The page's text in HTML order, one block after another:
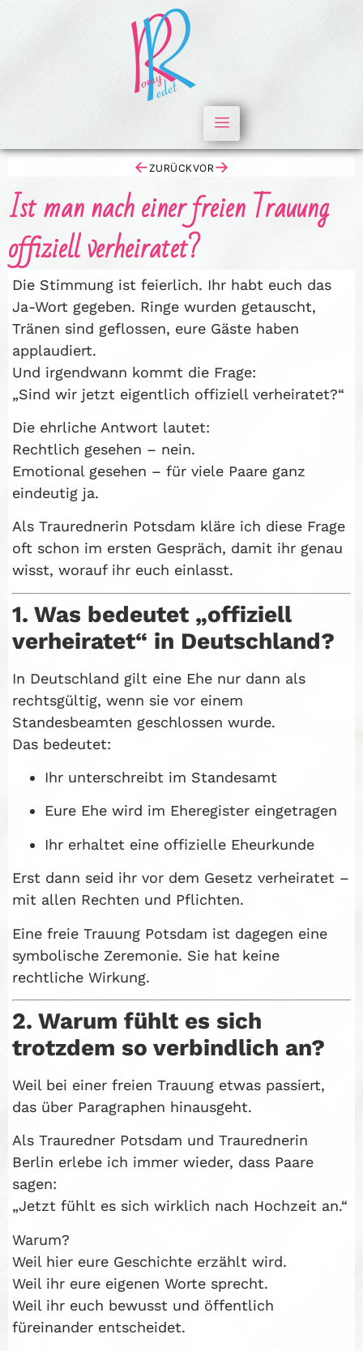
←ZURÜCK →
VOR
Ist man nach einer freien Trauung
offiziell verheiratet?
Die Stimmung ist feierlich. Ihr habt euch das
Ja-Wort gegeben. Ringe wurden getauscht,
Tränen sind geflossen, eure Gäste haben
applaudiert.
Und irgendwann kommt die Frage:
„Sind wir jetzt eigentlich offiziell verheiratet?“
Die ehrliche Antwort lautet:
Rechtlich gesehen – nein.
Emotional gesehen – für viele Paare ganz
eindeutig ja.
Als Traurednerin Potsdam kläre ich diese Frage
oft schon im ersten Gespräch, damit ihr genau
wisst, worauf ihr euch einlasst.
1. Was bedeutet „offiziell
verheiratet“ in Deutschland?
In Deutschland gilt eine Ehe nur dann als
rechtsgültig, wenn sie vor einem
Standesbeamten geschlossen wurde.
Das bedeutet:
Ihr unterschreibt im Standesamt
Eure Ehe wird im Eheregister eingetragen
Ihr erhaltet eine offizielle Eheurkunde
Erst dann seid ihr vor dem Gesetz verheiratet –
mit allen Rechten und Pflichten.
Eine freie Trauung Potsdam ist dagegen eine
symbolische Zeremonie. Sie hat keine
rechtliche Wirkung.
2. Warum fühlt es sich
trotzdem so verbindlich an?
Weil bei einer freien Trauung etwas passiert,
das über Paragraphen hinausgeht.
Als Trauredner Potsdam und Traurednerin
Berlin erlebe ich immer wieder, dass Paare
sagen:
„Jetzt fühlt es sich wirklich nach Hochzeit an.“
Warum?
Weil hier eure Geschichte erzählt wird.
Weil ihr eure eigenen Worte sprecht.
Weil ihr euch bewusst und öffentlich
füreinander entscheidet.